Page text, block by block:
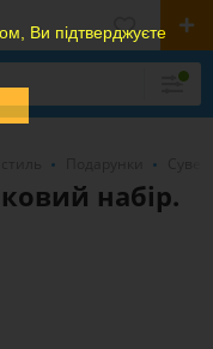
Ви підтверджуєте
набір.